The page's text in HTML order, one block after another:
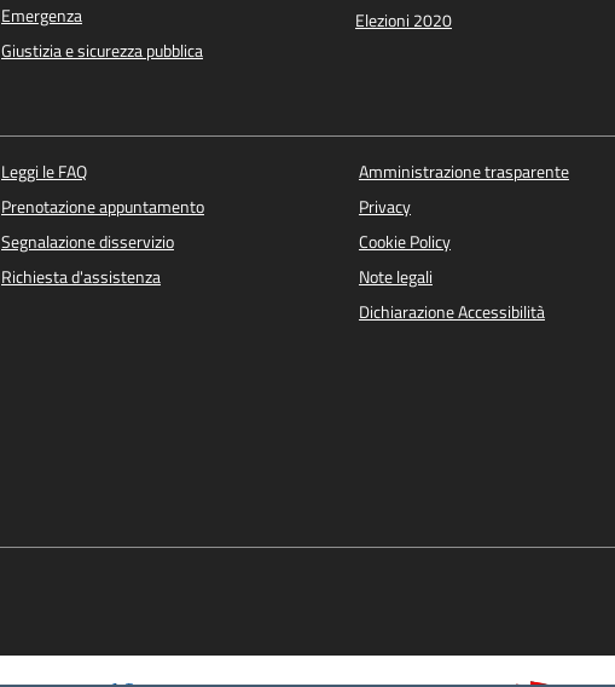
Emergenza
Giustizia e sicurezza pubblica
Elezioni 2020
Leggi le FAQ
Prenotazione appuntamento
Segnalazione disservizio
Richiesta d'assistenza
Amministrazione trasparente
Privacy
Cookie Policy
Note legali
Dichiarazione Accessibilità